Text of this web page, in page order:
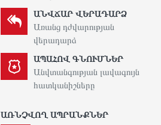
ԱՆՎՃԱՐ ՎԵՐԱԴԱՐՁ
Առանց դժվարության
վերադարձ
ԱՊԱՀՈՎ ԳՆՈՒՄՆԵՐ
Անվտանգության լավագույն
հատկանիշները
ԱՌՆՉՎՈՂ ԱՊՐԱՆՔՆԵՐ